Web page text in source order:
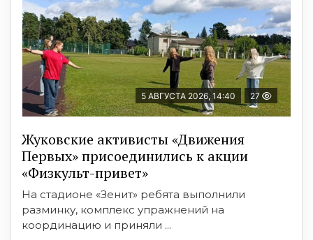
5 АВГУСТА 2026, 14:40 27
Жуковские активисты «Движения
Первых» присоединились к акции
«Физкульт-привет»
На стадионе «Зенит» ребята выполнили
разминку, комплекс упражнений на
координацию и приняли ...